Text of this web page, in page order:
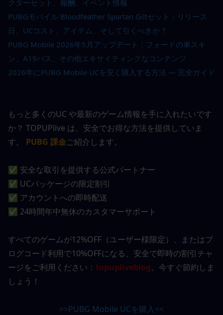
クターセット、報酬、イベント情報
PUBGモバイル Bloodfeather Spartan Giltセット：リリース
日、UCコスト、アイテム、そして引くべきか？
PUBG Mobile 2026年5月アップデート：フォードの車スキ
ン、A19パス、その他エキサイティングなコンテンツ
2026年にPUBG Mobile UCを安く購入する方法 — 完全ガイド
もっと多くのUC や最新のゲーム情報を手に入れたいです
か？ TOPUPlive は、安全でお得な方法を提供していま
す。
PUBG 課金ご紹介します。
✅ 安全な取引を提供する公式パートナー
✅ UCパッケージの限定割引
✅ アカウントへの即時配送
✅ 24時間年中無休のカスタマーサポート
すべてのゲームが12%OFF（ユーザー様限定）、またはブ
ログコード利用で10%OFFになる、安全で即時の割引チャ
ージをご利用ください： topupliveblog。今すぐ節約しま
しょう！
>>PUBG Mobile UCを購入<<